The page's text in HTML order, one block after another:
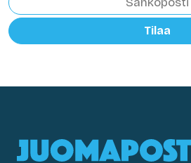
Tilaa